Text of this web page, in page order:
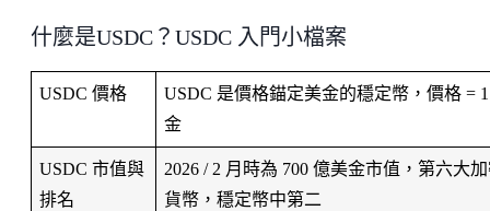
什麼是USDC？USDC 入門小檔案
USDC 價格
USDC 是價格錨定美金的穩定幣，價格 =
金
USDC 市值與
排名
2026 / 2 月時為 700 億美金市值，第六大
貨幣，穩定幣中第二